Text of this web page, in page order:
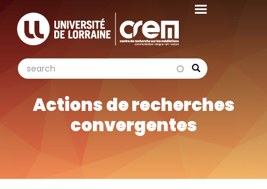
contenu
Search
search search
Actions de recherches
convergentes